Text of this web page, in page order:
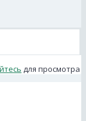
для просмотра